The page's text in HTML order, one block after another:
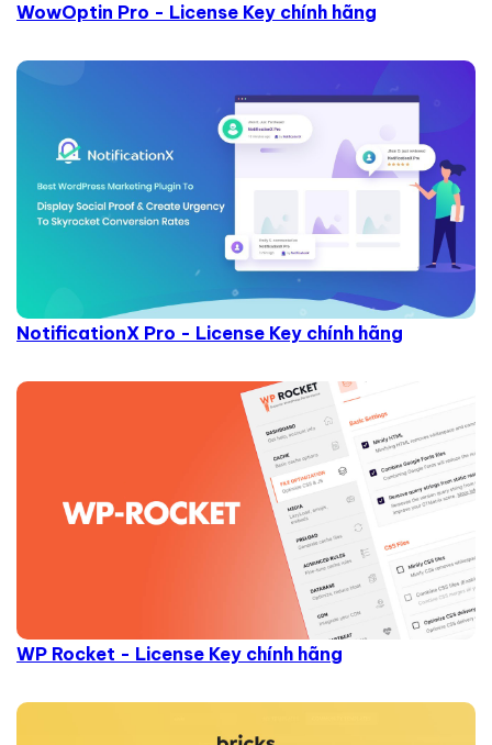
WowOptin Pro - License Key chính hãng
NotificationX Pro - License Key chính hãng
WP Rocket - License Key chính hãng